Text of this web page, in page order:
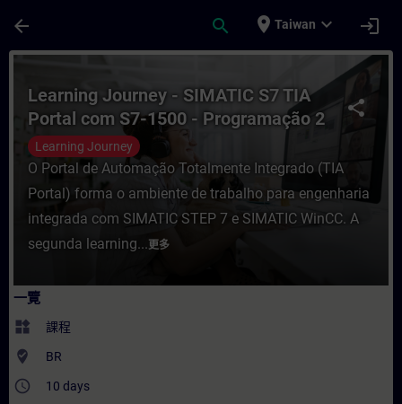
arrow_back search place Taiwan expand_more login
課程 - Learning Journey - SIMATIC S7
share
Learning Journey - SIMATIC S7 TIA
Portal com S7-1500 - Programação 2
Learning Journey
O Portal de Automação Totalmente Integrado (TIA
Portal) forma o ambiente de trabalho para engenharia
integrada com SIMATIC STEP 7 e SIMATIC WinCC. A
segunda learning...更多
一覽
widgets 課程
where_to_vote BR
access_time 10 days